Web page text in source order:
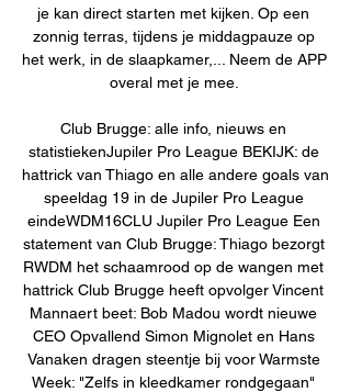
je kan direct starten met kijken. Op een
zonnig terras, tijdens je middagpauze op
het werk, in de slaapkamer,... Neem de APP
overal met je mee.
Club Brugge: alle info, nieuws en
statistiekenJupiler Pro League BEKIJK: de
hattrick van Thiago en alle andere goals van
speeldag 19 in de Jupiler Pro League
eindeWDM16CLU Jupiler Pro League Een
statement van Club Brugge: Thiago bezorgt
RWDM het schaamrood op de wangen met
hattrick Club Brugge heeft opvolger Vincent
Mannaert beet: Bob Madou wordt nieuwe
CEO Opvallend Simon Mignolet en Hans
Vanaken dragen steentje bij voor Warmste
Week: "Zelfs in kleedkamer rondgegaan"